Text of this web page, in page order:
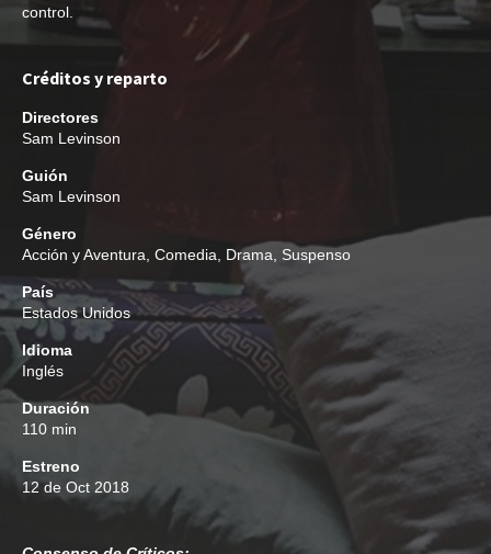
control.
Créditos y reparto
Directores
Sam Levinson
Guión
Sam Levinson
Género
Acción y Aventura Comedia Drama Suspenso
País
Estados Unidos
Idioma
Inglés
Duración
110 min
Estreno
12 de Oct 2018